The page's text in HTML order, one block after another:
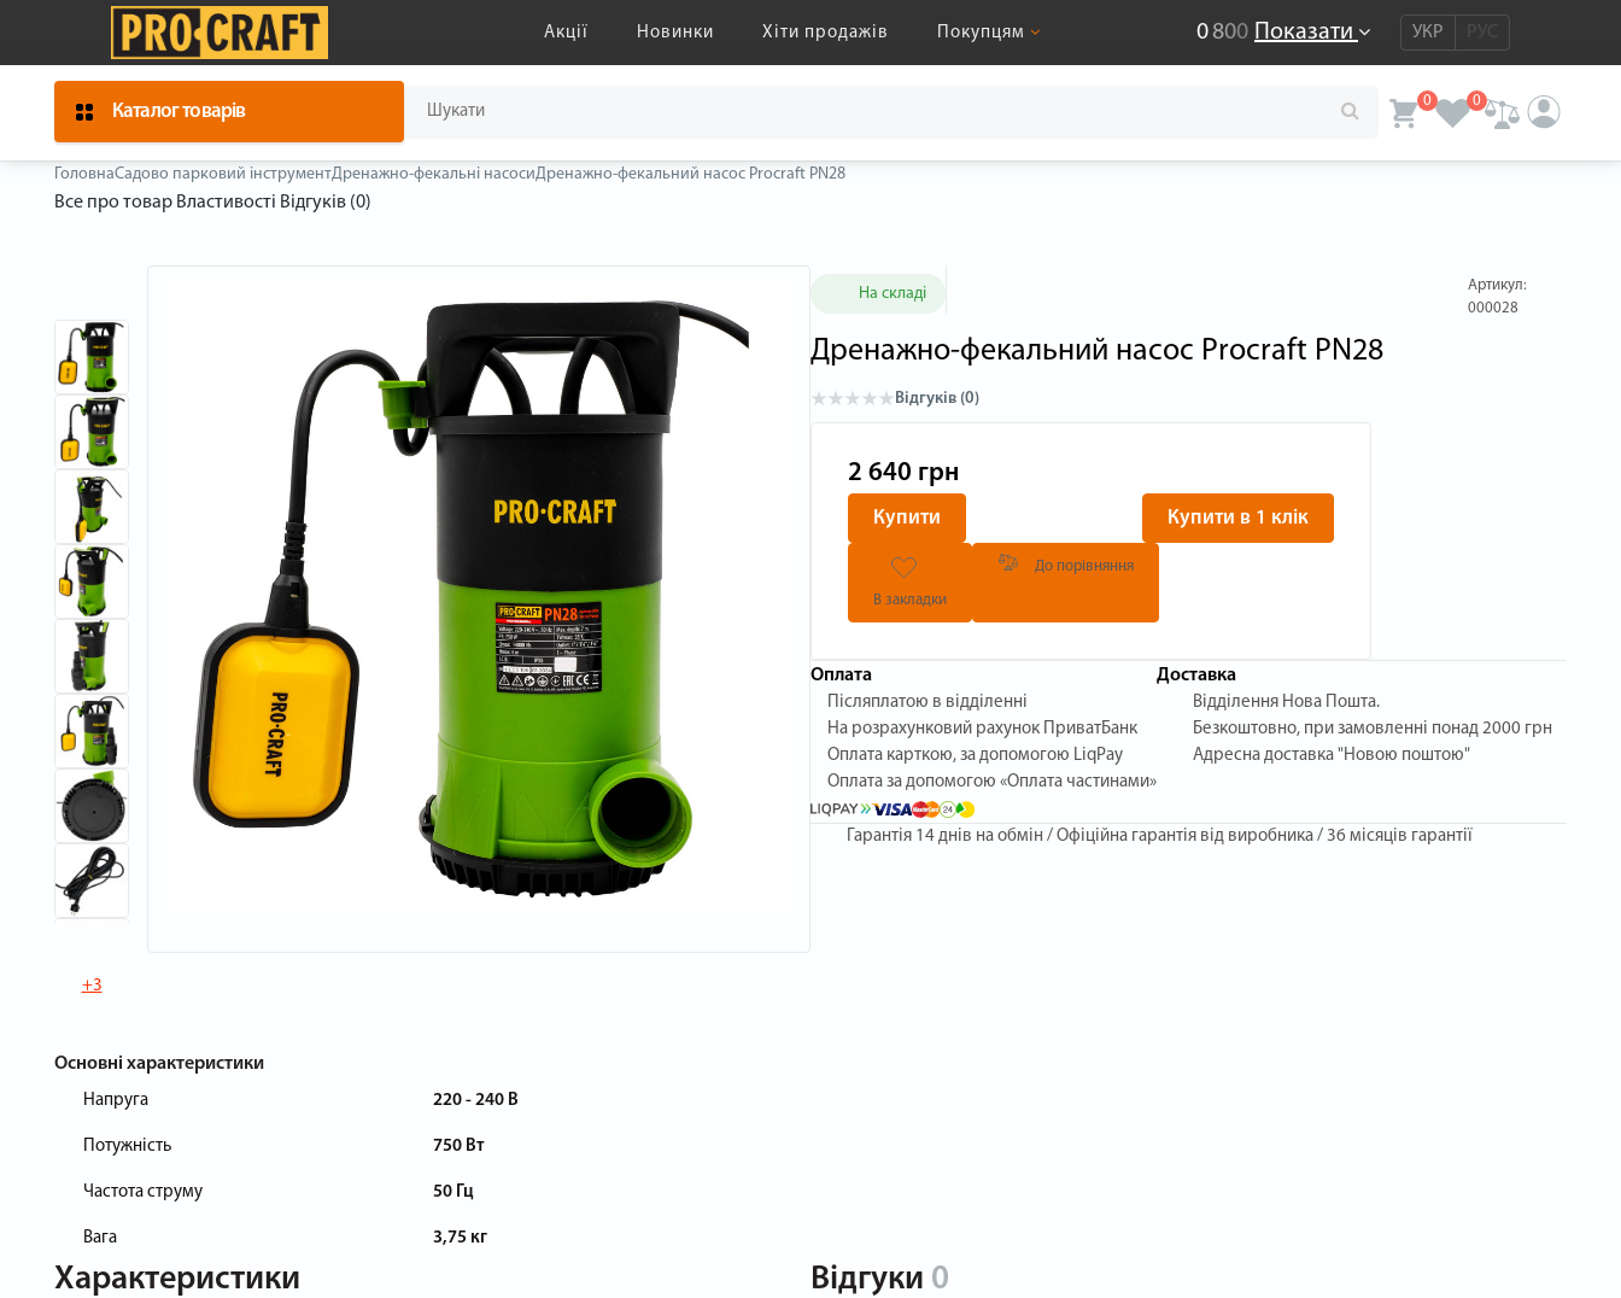
Акції Новинки Хіти продажів Покупцям 0800 Показати УКР РУС
Каталог товарів
0 0
ГоловнаСадово парковий інструментДренажно-фекальні насосиДренажно-фекальний насос Procraft PN28
Все про товар Властивості Відгуків (0)
+3
Основні характеристики
Напруга 220 - 240 В
Потужність 750 Вт
Частота струму 50 Гц
Вага 3,75 кг
На складі
Артикул:
000028
Дренажно-фекальний насос Procraft PN28
Відгуків (0)
2 640 грн
Купити Купити в 1 клік
В закладки
До порівняння
Оплата
Післяплатою в відділенні
На розрахунковий рахунок ПриватБанк
Оплата карткою, за допомогою LiqPay
Оплата за допомогою «Оплата частинами»
Доставка
Відділення Нова Пошта.
Безкоштовно, при замовленні понад 2000 грн
Адресна доставка "Новою поштою"
Гарантія 14 днів на обмін / Офіційна гарантія від виробника / 36 місяців гарантії
Характеристики Відгуки 0